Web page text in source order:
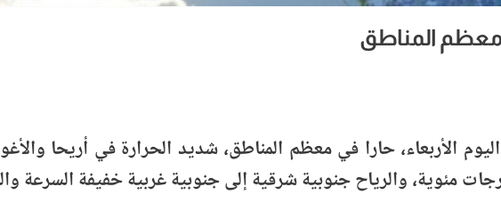
معظم المناطق
الأربعاء، حارا في معظم المناطق، شديد الحرارة في أريحا